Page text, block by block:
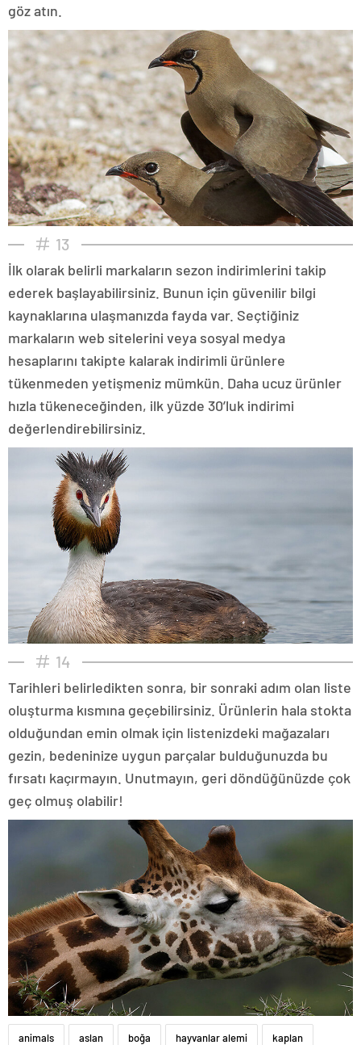
göz atın.
13
İlk olarak belirli markaların sezon indirimlerini takip
ederek başlayabilirsiniz. Bunun için güvenilir bilgi
kaynaklarına ulaşmanızda fayda var. Seçtiğiniz
markaların web sitelerini veya sosyal medya
hesaplarını takipte kalarak indirimli ürünlere
tükenmeden yetişmeniz mümkün. Daha ucuz ürünler
hızla tükeneceğinden, ilk yüzde 30’luk indirimi
değerlendirebilirsiniz.
14
Tarihleri belirledikten sonra, bir sonraki adım olan liste
oluşturma kısmına geçebilirsiniz. Ürünlerin hala stokta
olduğundan emin olmak için listenizdeki mağazaları
gezin, bedeninize uygun parçalar bulduğunuzda bu
fırsatı kaçırmayın. Unutmayın, geri döndüğünüzde çok
geç olmuş olabilir!
animals aslan boğa hayvanlar alemi kaplan